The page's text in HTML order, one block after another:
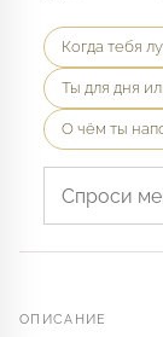
Когда тебя
Ты для дня
О чём ты
ОПИСАНИЕ